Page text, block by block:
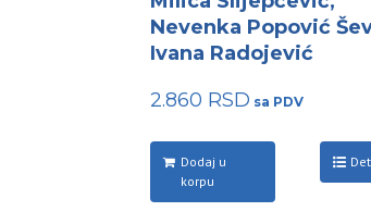
Nevenka Popović
Ivana Radojević
2.860 RSD
Dodaj u
korpu